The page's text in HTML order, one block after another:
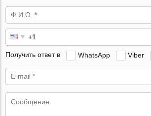
Получить ответ в WhatsApp Viber